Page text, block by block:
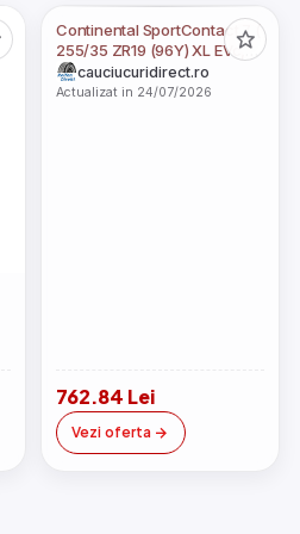
Continental SportContact 7 (
255/35 ZR19 (96Y) XL EVc,
cu protectie de janta )
cauciucuridirect.ro
Actualizat in 24/07/2026
762.84 Lei
Vezi oferta